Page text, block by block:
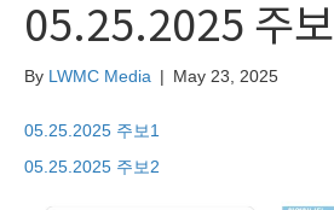
05.25.2025 주보
By LWMC Media | May 23, 2025
05.25.2025 주보1
05.25.2025 주보2